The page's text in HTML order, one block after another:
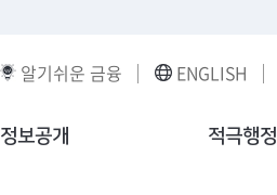
알기쉬운 금융 ENGLISH
정보공개 적극행정